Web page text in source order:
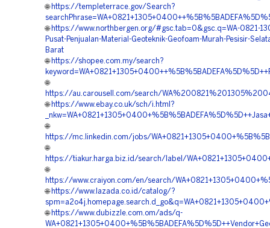
🌐 https://templeterrace.gov/Search?
🌐 https://www.northbergen.org/#gsc.tab=0&gsc.q=WA-0821-
Pusat-Penjualan-Material-Geoteknik-Geofoam-Murah-Pesisir-
Barat
🌐 https://shopee.com.my/search?
🌐
https://au.carousell.com/search/
🌐 https://www.ebay.co.uk/sch/i.html?
🌐
https://mc.linkedin.com/jobs/
🌐
https://tiakur.harga.biz.id/search/label/
🌐
https://www.craiyon.com/en/search/
🌐 https://www.lazada.co.id/catalog/?
🌐 https://www.dubizzle.com.om/ads/q-